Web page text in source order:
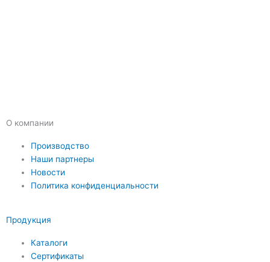
О компании
Производство
Наши партнеры
Новости
Политика конфиденциальности
Продукция
Каталоги
Сертификаты